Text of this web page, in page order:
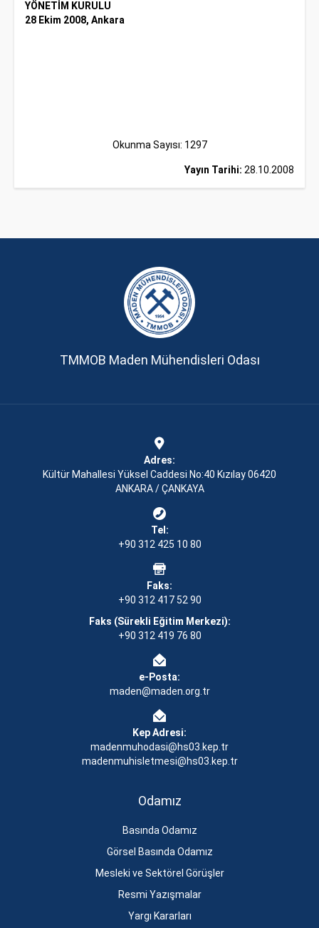
YÖNETİM KURULU
28 Ekim 2008, Ankara
Okunma Sayısı: 1297
Yayın Tarihi: 28.10.2008
TMMOB Maden Mühendisleri Odası
Adres:
Kültür Mahallesi Yüksel Caddesi No:40 Kızılay 06420
ANKARA / ÇANKAYA
Tel:
+90 312 425 10 80
Faks:
+90 312 417 52 90
Faks (Sürekli Eğitim Merkezi):
+90 312 419 76 80
e-Posta:
maden@maden.org.tr
Kep Adresi:
madenmuhodasi@hs03.kep.tr
madenmuhisletmesi@hs03.kep.tr
Odamız
Basında Odamız
Görsel Basında Odamız
Mesleki ve Sektörel Görüşler
Resmi Yazışmalar
Yargı Kararları